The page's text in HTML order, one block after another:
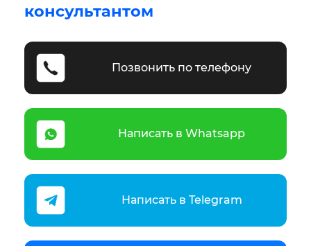
консультантом
Позвонить по телефону
Написать в Whatsapp
Написать в Telegram